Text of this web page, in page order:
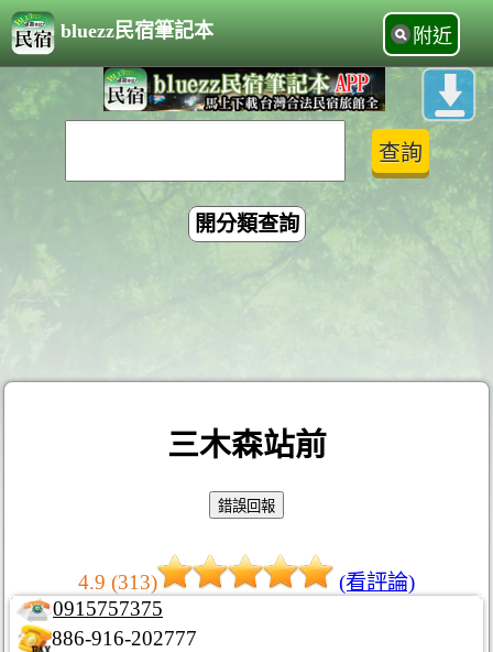
bluezz民宿筆記本 附近
開分類查詢
三木森站前
4.9 (313)
(看評論)
0915757375
886-916-202777